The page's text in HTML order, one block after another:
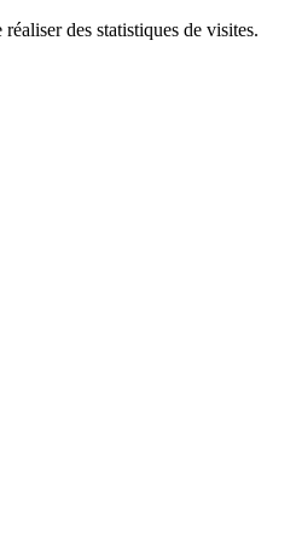
des statistiques de visites.